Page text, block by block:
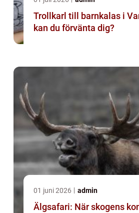
Trollkarl till barnkalas i
kan du förvänta dig?
01 juni 2026 admin
Älgsafari: När skogens